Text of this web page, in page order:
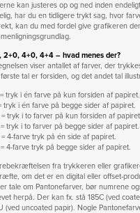
kan justeres op og ned inden
har du en tidligere trykt sag, hvor
kan du med fordel give grafikeren
2+0, 4+0, 4+4 – hvad menes der?
viser antallet af farver, der
tal er forsiden, og det andet tal
tryk i én farve på kun forsiden af papiret.
tryk i én farve på begge sider af papiret.
= tryk i to farver på kun forsiden af papiret
tryk i to farver på begge sider af papiret.
4-farve tryk på én side af papiret.
4-farve tryk på begge sider af papiret.
fra trykkeren eller
om det er en digital eller offset-
tale om Pantonefarver, bør numrene
herpå. Der kan fx. stå 185C (ved
(ved uncoated papir). Nogle